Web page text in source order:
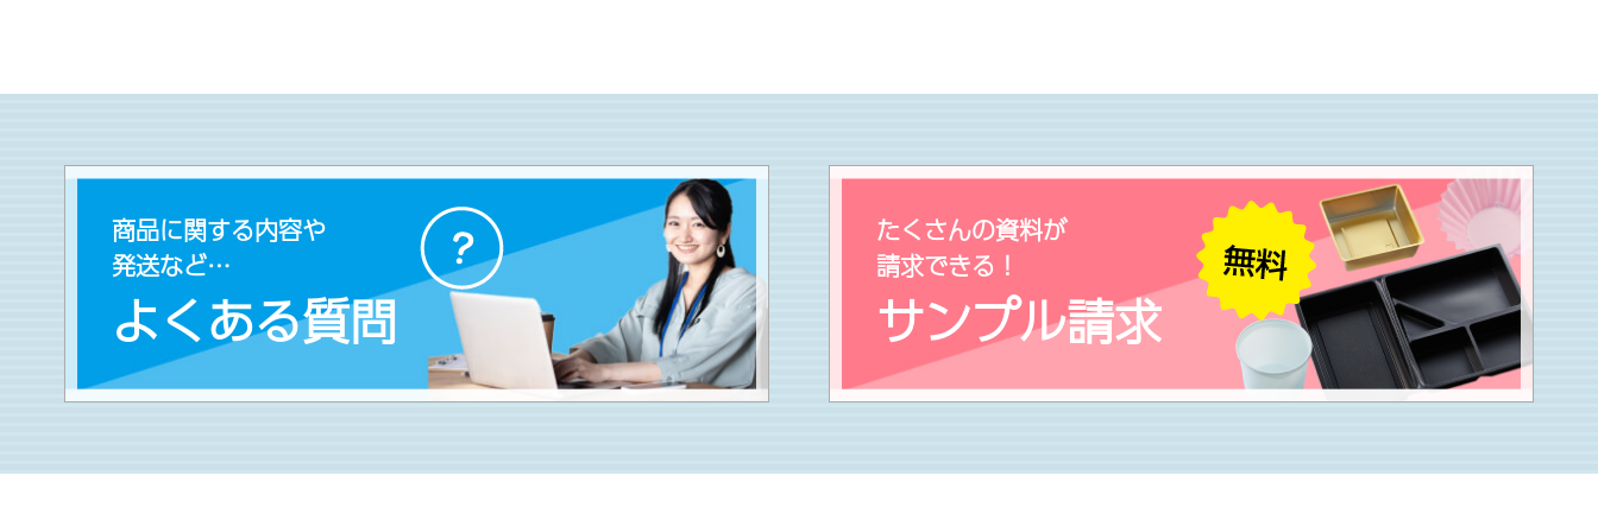
商品に関する内容や
発送など…
よくある質問
たくさんの資料が
請求できる！
サンプル請求